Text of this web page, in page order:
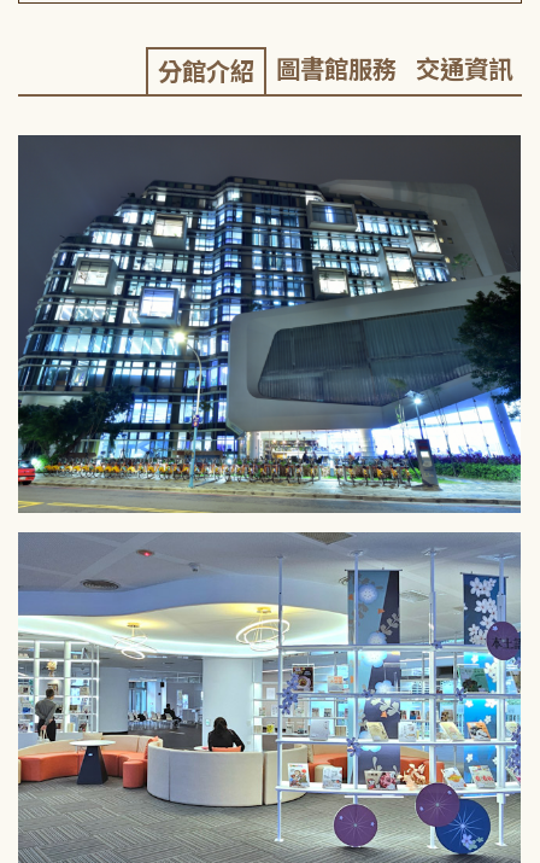
分館介紹 圖書館服務 交通資訊